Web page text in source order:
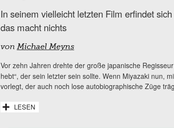
In seinem vielleicht letzten Film erfindet
das macht nichts
vonMichael Meyns
Vor zehn Jahren drehte der große japanische Regisseur
hebt“, der sein letzter sein sollte. Wenn Miyazaki nun,
vorlegt, der auch noch lose autobiographische Züge
LESEN